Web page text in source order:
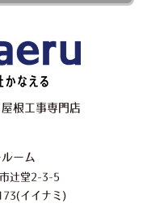
根工事専門店
ーム
辻堂2-3-5
イイナミ)